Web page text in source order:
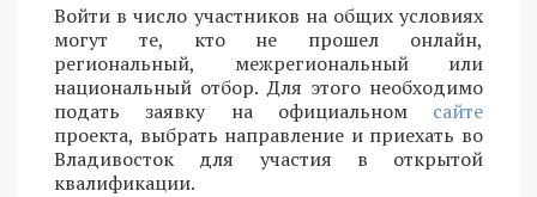
Войти в число участников на общих условиях
могут те, кто не прошел онлайн,
региональный, межрегиональный или
национальный отбор. Для этого необходимо
подать заявку на официальном сайте
проекта, выбрать направление и приехать во
Владивосток для участия в открытой
квалификации.